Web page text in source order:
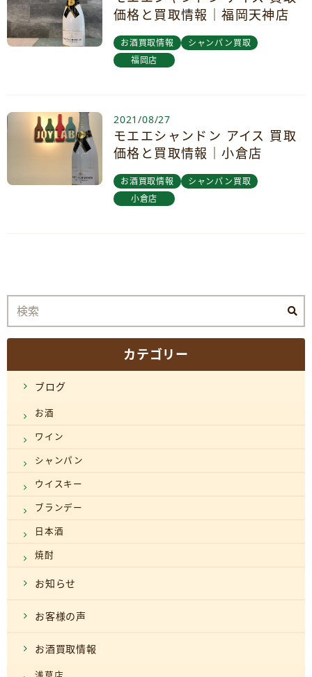
価格と買取情報｜福岡天神店
お酒買取情報
シャンパン買取
福岡店
2021/08/27
モエエシャンドン アイス 買取
価格と買取情報｜小倉店
お酒買取情報
シャンパン買取
小倉店
カテゴリー
ブログ
お酒
ワイン
シャンパン
ウイスキー
ブランデー
日本酒
焼酎
お知らせ
お客様の声
お酒買取情報